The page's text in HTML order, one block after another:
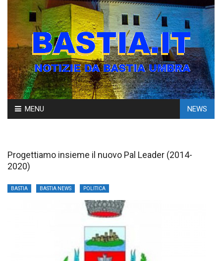
Skip
to
MENU NEWS
Progettiamo insieme il nuovo Pal Leader (2014-
2020)
BASTIA BASTIA NEWS POLITICA